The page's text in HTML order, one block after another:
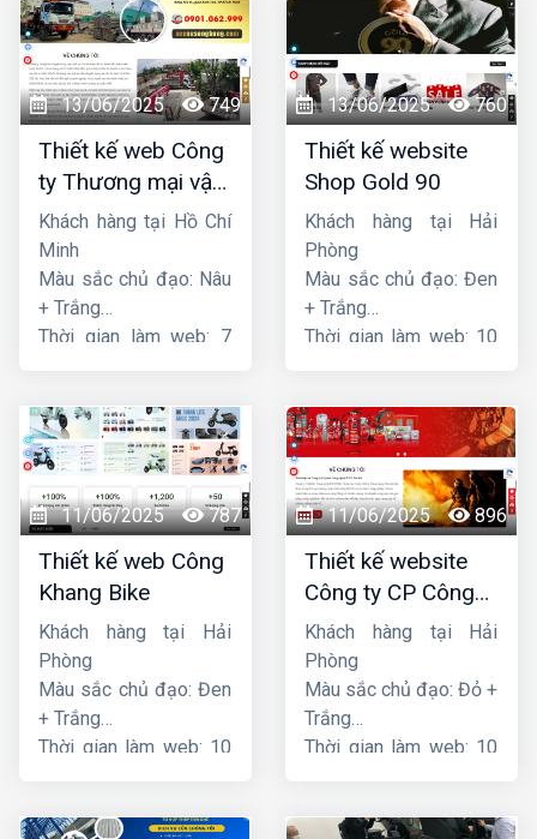
13/06/2025 749
Thiết kế web Công
ty Thương mại vận
tải Song Bằng
Khách hàng tại Hồ Chí
Minh
Màu sắc chủ đạo: Nâu
+ Trắng
Thời gian làm web: 7
13/06/2025 760
Thiết kế website
Shop Gold 90
Khách hàng tại Hải
Phòng
Màu sắc chủ đạo: Đen
+ Trắng
Thời gian làm web: 10
11/06/2025 787
Thiết kế web Công
Khang Bike
Khách hàng tại Hải
Phòng
Màu sắc chủ đạo: Đen
+ Trắng
Thời gian làm web: 10
11/06/2025 896
Thiết kế website
Công ty CP Công
nghệ PCCC Bắc Hà
Khách hàng tại Hải
Phòng
Màu sắc chủ đạo: Đỏ +
Trắng
Thời gian làm web: 10